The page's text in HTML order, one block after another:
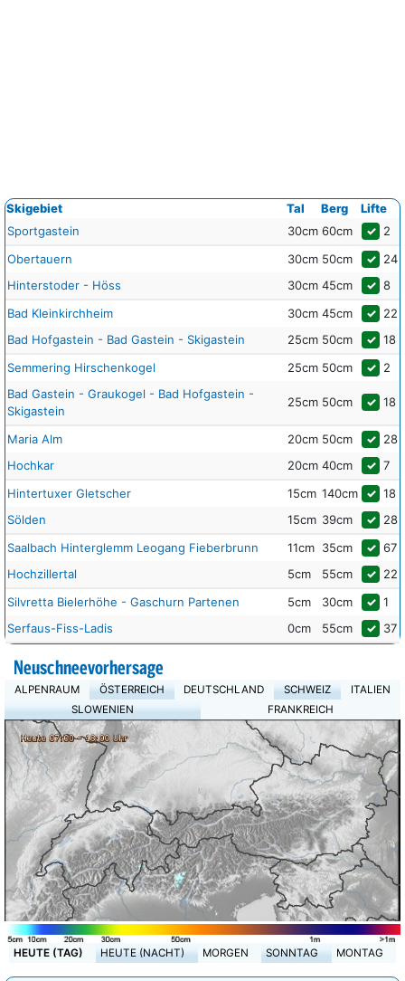
Skigebiet Tal Berg
Lifte
Sportgastein
30cm 60cm ✓ 2
Obertauern
30cm 50cm ✓ 24
Hinterstoder - Höss
30cm 45cm ✓ 8
Bad Kleinkirchheim
30cm 45cm ✓ 22
Bad Hofgastein - Bad Gastein - Skigastein
25cm 50cm ✓ 18
Semmering Hirschenkogel
25cm 50cm ✓ 2
Bad Gastein - Graukogel - Bad Hofgastein -
Skigastein
25cm 50cm ✓ 18
Maria Alm 20cm 50cm ✓ 28
Hochkar
20cm 40cm ✓ 7
Hintertuxer Gletscher
15cm 140cm ✓ 18
Sölden
15cm 39cm ✓ 28
Saalbach Hinterglemm Leogang Fieberbrunn
11cm 35cm ✓ 67
Hochzillertal
5cm 55cm ✓ 22
Silvretta Bielerhöhe - Gaschurn Partenen
5cm 30cm ✓ 1
Serfaus-Fiss-Ladis
0cm 55cm ✓ 37
Neuschneevorhersage
ALPENRAUM ÖSTERREICH DEUTSCHLAND SCHWEIZ
ITALIEN
SLOWENIEN
FRANKREICH
HEUTE (TAG) HEUTE (NACHT) MORGEN SONNTAG MONTAG